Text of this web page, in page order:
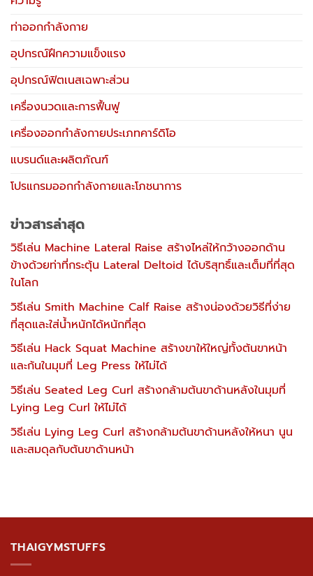
ท่าออกกำลังกาย
อุปกรณ์ฝึกความแข็งแรง
อุปกรณ์ฟิตเนสเฉพาะส่วน
เครื่องนวดและการฟื้นฟู
เครื่องออกกำลังกายประเภทคาร์ดิโอ
แบรนด์และผลิตภัณฑ์
โปรแกรมออกกำลังกายและโภชนาการ
ข่าวสารล่าสุด
วิธีเล่น Machine Lateral Raise สร้างไหล่ให้กว้างออกด้าน
ข้างด้วยท่าที่กระตุ้น Lateral Deltoid ได้บริสุทธิ์และเต็มที่ที่สุด
ในโลก
วิธีเล่น Smith Machine Calf Raise สร้างน่องด้วยวิธีที่ง่าย
ที่สุดและใส่น้ำหนักได้หนักที่สุด
วิธีเล่น Hack Squat Machine สร้างขาให้ใหญ่ทั้งต้นขาหน้า
และก้นในมุมที่ Leg Press ให้ไม่ได้
วิธีเล่น Seated Leg Curl สร้างกล้ามต้นขาด้านหลังในมุมที่
Lying Leg Curl ให้ไม่ได้
วิธีเล่น Lying Leg Curl สร้างกล้ามต้นขาด้านหลังให้หนา นูน
และสมดุลกับต้นขาด้านหน้า
THAIGYMSTUFFS